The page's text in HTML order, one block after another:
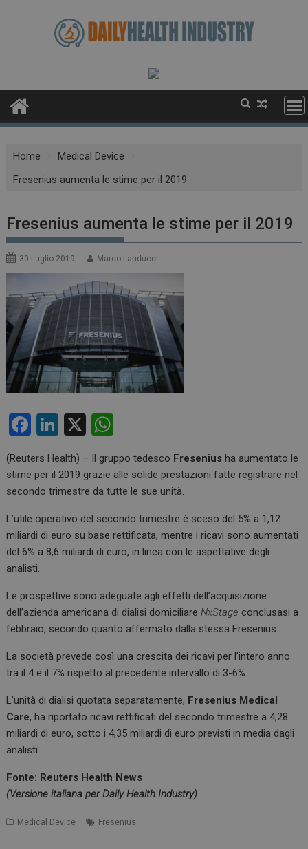
Home
Medical Device
Fresenius aumenta le stime per il 2019
Fresenius aumenta le stime per il 2019
30 Luglio 2019 Marco Landucci
F
ce
b
o
o
k
Li
ke
dI
n
X
at
s
A
p
p
(Reuters Health) – Il gruppo tedesco Fresenius ha aumentato le
stime per il 2019 grazie alle solide prestazioni fatte registrare nel
secondo trimestre da tutte le sue unità.
L’utile operativo del secondo trimestre è sceso del 5% a 1,12
miliardi di euro su base rettificata, mentre i ricavi sono aumentati
del 6% a 8,6 miliardi di euro, in linea con le aspettative degli
analisti.
Le prospettive sono adeguate agli effetti dell’acquisizione
dell’azienda americana di dialisi domiciliareNxStage conclusasi a
febbraio, secondo quanto affermato dalla stessa Fresenius.
La società prevede così una crescita dei ricavi per l’intero anno
tra il 4 e il 7% rispetto al precedente intervallo di 3-6%.
L’unità di dialisi quotata separatamente, Fresenius Medical
Care, ha riportato ricavi rettificati del secondo trimestre a 4,28
miliardi di euro, sotto i 4,35 miliardi di euro previsti in media dagli
analisti.
Fonte: Reuters Health News
(Versione italiana per Daily Health Industry)
Medical Device Fresenius